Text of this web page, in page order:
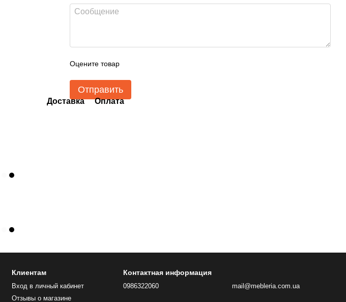
Оцените товар
Отправить
Доставка Оплата
Клиентам
Вход в личный кабинет
Отзывы о магазине
Контактная информация
0986322060 mail@mebleria.com.ua